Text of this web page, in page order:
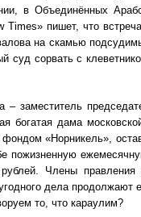
в Объединённых
пишет, что
на скамью
сорвать с
заместитель
богатая дама
«Норникель»,
пожизненную
Члены
дела продолжают
то, что караулим?